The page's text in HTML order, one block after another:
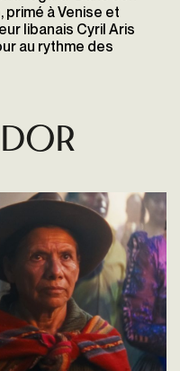
à Venise et
libanais Cyril Aris
au rythme des